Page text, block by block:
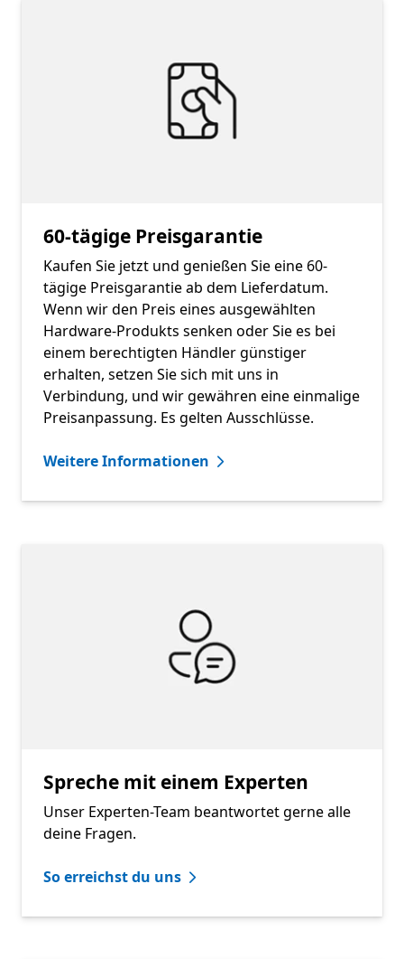
60-tägige Preisgarantie
Kaufen Sie jetzt und genießen Sie eine 60-
tägige Preisgarantie ab dem Lieferdatum.
Wenn wir den Preis eines ausgewählten
Hardware-Produkts senken oder Sie es bei
einem berechtigten Händler günstiger
erhalten, setzen Sie sich mit uns in
Verbindung, und wir gewähren eine einmalige
Preisanpassung. Es gelten Ausschlüsse.
Weitere Informationen
Spreche mit einem Experten
Unser Experten-Team beantwortet gerne alle
deine Fragen.
So erreichst du uns